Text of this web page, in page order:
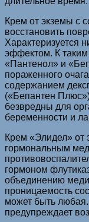
Крем от экземы с
восстановить
Характеризуется
эффектом. К
«Пантенол» и
пораженного
содержанием
(«Бепантен
безвредны для
беременности и
Крем «Элидел» от
гормональным
гормоном
объединению
проницаемость
может быть
предупреждает